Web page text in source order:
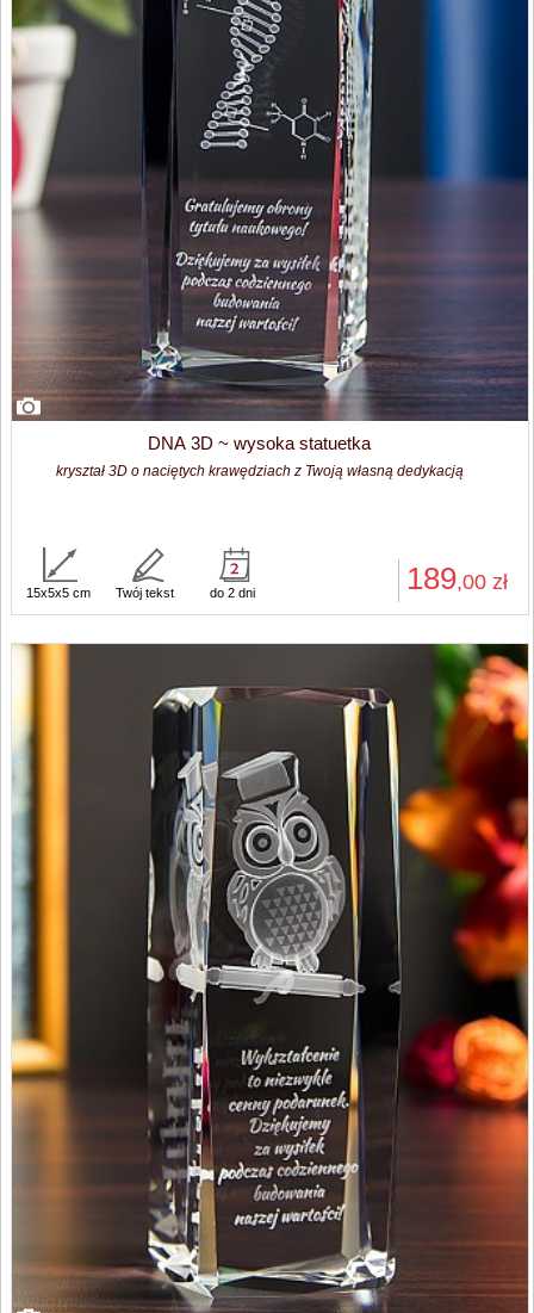
DNA 3D ~ wysoka statuetka
kryształ 3D o naciętych krawędziach z Twoją własną dedykacją
189,00 zł
15x5x5 cm Twój tekst do 2 dni